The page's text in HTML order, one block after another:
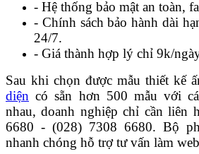
- Hệ thống bảo mật an toàn,
- Chính sách bảo hành dài
24/7.
- Giá thành hợp lý chỉ 9k/
Sau khi chọn được mẫu thiết kế
diện có sẵn hơn 500 mẫu với
nhau, doanh nghiệp chỉ cần liên
6680 - (028) 7308 6680. Bộ
nhanh chóng hỗ trợ tư vấn làm